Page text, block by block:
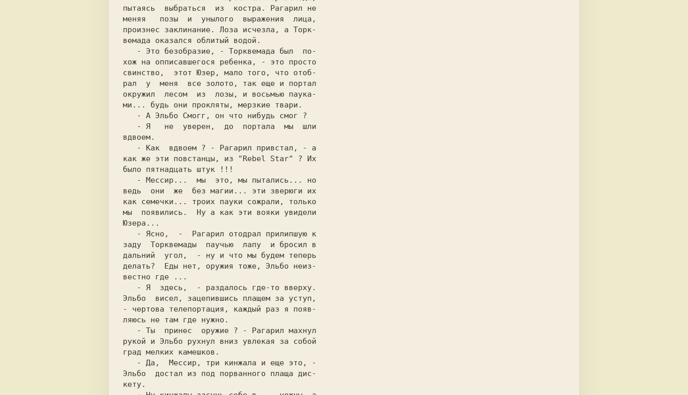
пытаясь  выбраться  из  костра. Рагарил не
меняя   позы  и  унылого  выражения  лица,
произнес заклинание. Лоза исчезла, а Торк-
вемада оказался облитый водой.
хож на опписавшегося ребенка, - это просто
свинство,  этот Юзер, мало того, что отоб-
рал  у  меня  все золото, так еще и портал
окружил  лесом  из  лозы, и восьмью паука-
ми... будь они прокляты, мерзкие твари.
вдвоем.
как же эти повстанцы, из "Rebel Star" ? Их
было пятнадцать штук !!!
как семечки... троих пауки сожрали, только
мы  появились.  Ну а как эти вояки увидели
Юзера...
заду  Торквемады  паучью  лапу  и бросил в
дальний  угол,  - ну и что мы будем теперь
делать?  Еды нет, оружия тоже, Эльбо неиз-
вестно где ...
Эльбо  висел, зацепившись плащем за уступ,
- чертова телепортация, каждый раз я появ-
ляюсь не там где нужно.
рукой и Эльбо рухнул вниз увлекая за собой
град мелких камешков.
Эльбо  достал из под порванного плаща дис-